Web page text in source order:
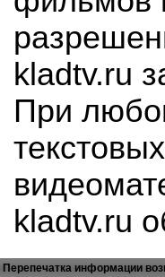
kladtv.ru
При
kladtv.ru
Перепечатка информации